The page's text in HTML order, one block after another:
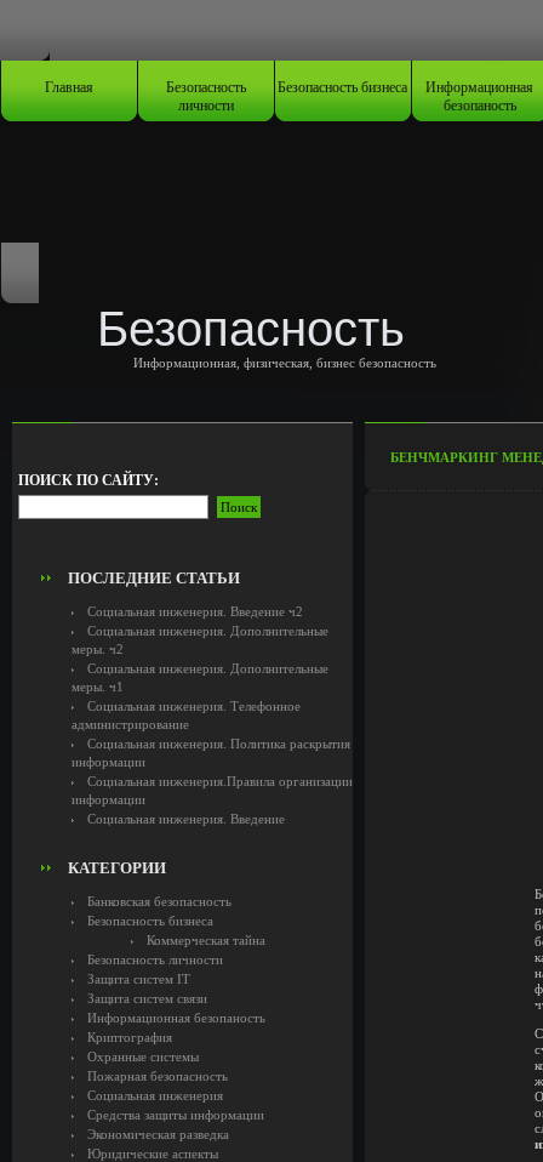
Главная Безопасность
личности
Безопасность бизнеса Информационная
безопаность
Безопасность
Информационная, физическая, бизнес безопасность
ПОИСК ПО САЙТУ:
ПОСЛЕДНИЕ СТАТЬИ
Социальная инженерия. Введение ч2
Социальная инженерия. Дополнительные
меры. ч2
Социальная инженерия. Дополнительные
меры. ч1
Социальная инженерия. Телефонное
администрирование
Социальная инженерия. Политика раскрытия
информации
Социальная инженерия.Правила организации
информации
Социальная инженерия. Введение
КАТЕГОРИИ
Банковская безопасность
Безопасность бизнеса
Коммерческая тайна
Безопасность личности
Защита систем IT
Защита систем связи
Информационная безопаность
Криптография
Охранные системы
Пожарная безопасность
Социальная инженерия
Средства защиты информации
Экономическая разведка
Юридические аспекты
БЕНЧМАРКИНГ